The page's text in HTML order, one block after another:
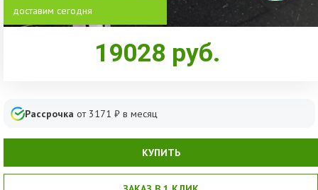
доставим сегодня
19028 руб.
Рассрочка от 3171 ₽ в месяц
КУПИТЬ